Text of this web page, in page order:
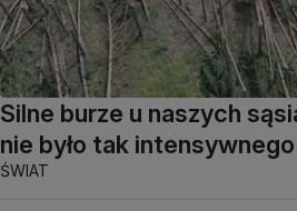
Silne burze u naszych
nie było tak
ŚWIAT